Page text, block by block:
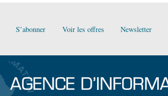
S’abonner Voir les offres Newsletter